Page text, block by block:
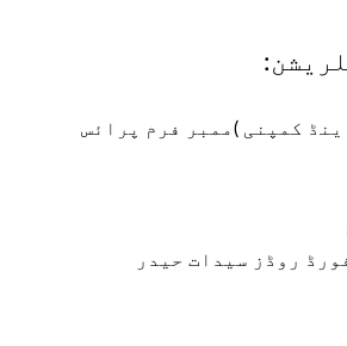
کمپنی )ممبر فرم پرائس
روڈز سیدات حیدر